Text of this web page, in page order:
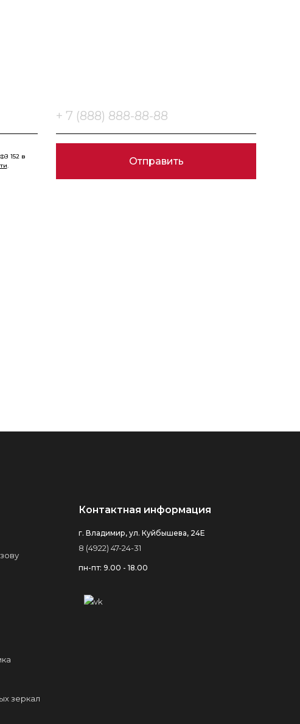
152 в
.
зеркал
Контактная информация
г. Владимир, ул. Куйбышева, 24Е
8 (4922) 47-24-31
пн-пт: 9.00 - 18.00